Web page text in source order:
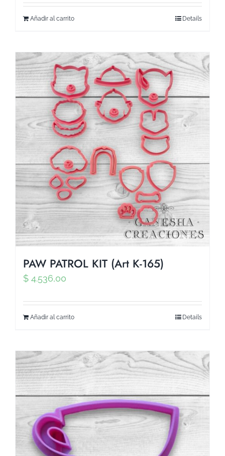
Añadir al carrito Details
PAW PATROL KIT (Art K-165)
$ 4.536,00
Añadir al carrito Details